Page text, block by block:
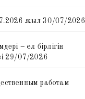
жыл 30/07/2026
– ел бірлігін
29/07/2026
работам